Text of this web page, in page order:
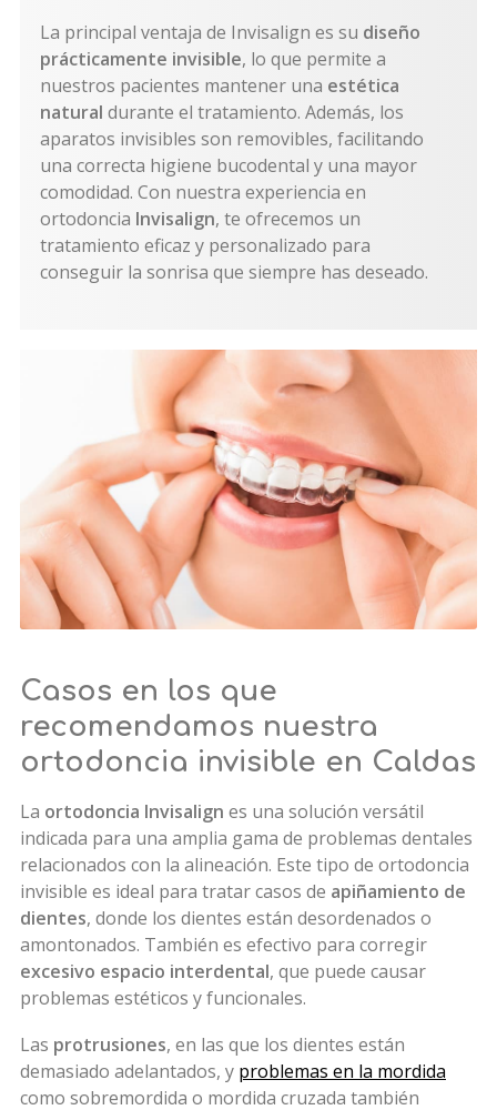
La principal ventaja de Invisalign es su diseño
prácticamente invisible, lo que permite a
nuestros pacientes mantener una estética
natural durante el tratamiento. Además, los
aparatos invisibles son removibles, facilitando
una correcta higiene bucodental y una mayor
comodidad. Con nuestra experiencia en
ortodoncia Invisalign, te ofrecemos un
tratamiento eficaz y personalizado para
conseguir la sonrisa que siempre has deseado.
Casos en los que
recomendamos nuestra
ortodoncia invisible en Caldas
La ortodoncia Invisalign es una solución versátil
indicada para una amplia gama de problemas dentales
relacionados con la alineación. Este tipo de ortodoncia
invisible es ideal para tratar casos de apiñamiento de
dientes, donde los dientes están desordenados o
amontonados. También es efectivo para corregir
excesivo espacio interdental, que puede causar
problemas estéticos y funcionales.
Las protrusiones, en las que los dientes están
demasiado adelantados, y problemas en la mordida
como sobremordida o mordida cruzada también